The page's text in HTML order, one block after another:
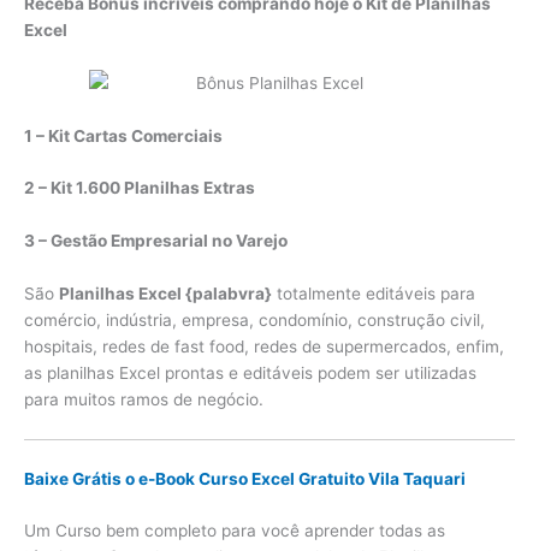
Excel
1 – Kit Cartas Comerciais
2 – Kit 1.600 Planilhas Extras
3 – Gestão Empresarial no Varejo
São Planilhas Excel {palabvra} totalmente editáveis para
comércio, indústria, empresa, condomínio, construção civil,
hospitais, redes de fast food, redes de supermercados, enfim,
as planilhas Excel prontas e editáveis podem ser utilizadas
para muitos ramos de negócio.
Baixe Grátis o e-Book Curso Excel Gratuito Vila Taquari
Um Curso bem completo para você aprender todas as